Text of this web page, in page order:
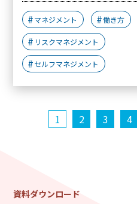
マネジメント 働き方
リスクマネジメント
セルフマネジメント
1 2 3 4
資料ダウンロード